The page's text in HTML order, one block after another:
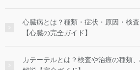
心臓病とは？種類・症状・原因・検
【心臓の完全ガイド】
カテーテルとは？検査や治療の種類